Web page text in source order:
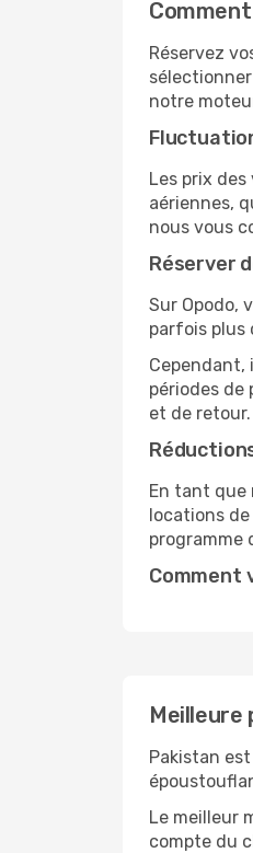
Réservez
notre
Les prix
aériennes,
nous vous
Réserver
Sur Opodo,
parfois plus
Cependant,
périodes de
et de retour.
En tant que
locations
programme
Comment
Meilleure
Pakistan
Le meilleur
compte du